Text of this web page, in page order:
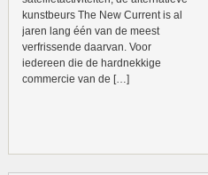
kunstbeurs The New Current is al
jaren lang één van de meest
verfrissende daarvan. Voor
iedereen die de hardnekkige
commercie van de […]